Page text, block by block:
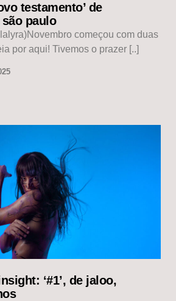
testamento’ de
paulo
começou com duas
por aqui! Tivemos o prazer [..]
‘#1’, de jaloo,